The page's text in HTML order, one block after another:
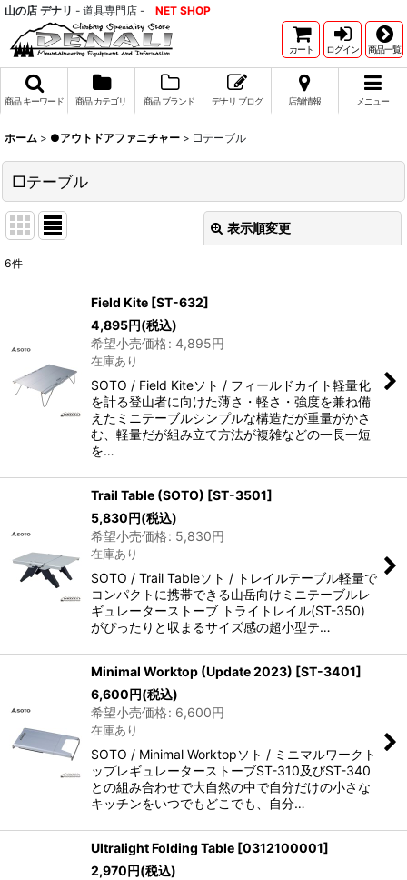
山の店 デナリ - 道具専門店 - NET SHOP
カート ログイン 商品一覧
商品 キーワード 商品 カテゴリ 商品 ブランド デナリ ブログ 店舗情報 メニュー
ホーム > ●アウトドアファニチャー > □テーブル
□テーブル
表示順変更
絞り込む
6件
Field Kite [ST-632]
4,895円(税込)
希望小売価格: 4,895円
在庫あり
SOTO / Field Kiteソト / フィールドカイト軽量化
を計る登山者に向けた薄さ・軽さ・強度を兼ね備
えたミニテーブルシンプルな構造だが重量がかさ
む、軽量だが組み立て方法が複雑などの一長一短
を…
Trail Table (SOTO) [ST-3501]
5,830円(税込)
希望小売価格: 5,830円
在庫あり
SOTO / Trail Tableソト / トレイルテーブル軽量で
コンパクトに携帯できる山岳向けミニテーブルレ
ギュレーターストーブ トライトレイル(ST-350)
がぴったりと収まるサイズ感の超小型テ…
Minimal Worktop (Update 2023) [ST-3401]
6,600円(税込)
希望小売価格: 6,600円
在庫あり
SOTO / Minimal Worktopソト / ミニマルワークト
ップレギュレーターストーブST-310及びST-340
との組み合わせで大自然の中で自分だけの小さな
キッチンをいつでもどこでも、自分…
Ultralight Folding Table [0312100001]
2,970円(税込)